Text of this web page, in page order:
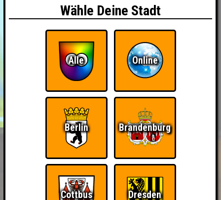
Wähle Deine Stadt
Alle Online
Berlin Brandenburg
Cottbus Dresden